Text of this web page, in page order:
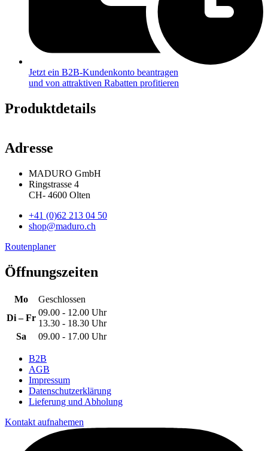
Jetzt ein B2B-Kundenkonto beantragen
und von attraktiven Rabatten profitieren
Produktdetails
Adresse
MADURO GmbH
Ringstrasse 4
CH- 4600 Olten
+41 (0)62 213 04 50
shop@maduro.ch
Routenplaner
Öffnungszeiten
Mo
Geschlossen
Di – Fr
09.00 - 12.00 Uhr
13.30 - 18.30 Uhr
Sa
09.00 - 17.00 Uhr
B2B
AGB
Impressum
Datenschutzerklärung
Lieferung und Abholung
Kontakt aufnahemen